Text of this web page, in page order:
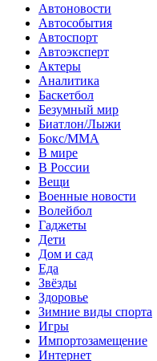
Автоновости
Автособытия
Автоспорт
Автоэксперт
Актеры
Аналитика
Баскетбол
Безумный мир
Биатлон/Лыжи
Бокс/MMA
В мире
В России
Вещи
Военные новости
Волейбол
Гаджеты
Дети
Дом и сад
Еда
Звёзды
Здоровье
Зимние виды спорта
Игры
Импортозамещение
Интернет